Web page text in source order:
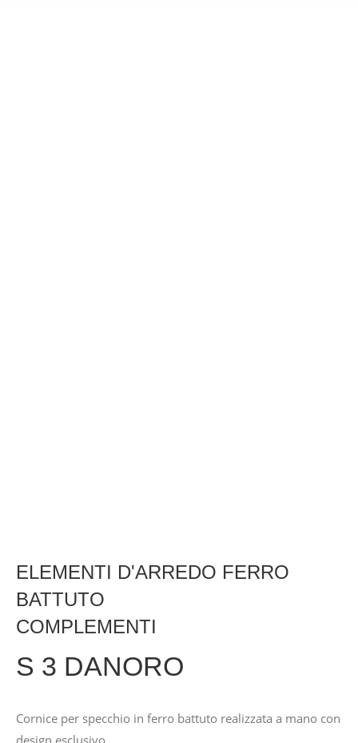
ELEMENTI D'ARREDO FERRO
BATTUTO
COMPLEMENTI
S 3 DANORO
Cornice per specchio in ferro battuto realizzata a mano con